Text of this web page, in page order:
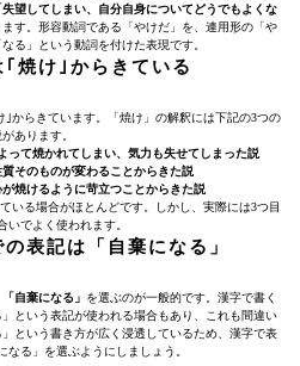
失望してしまい、自分自身についてどうでもよくな
ます。形容動詞である「やけだ」を、連用形の「や
る」という動詞を付けた表現です。
｢焼け｣からきている
｣からきています。「焼け」の解釈には下記の3つの
あります。
って焼かれてしまい、気力も失せてしまった説
質そのものが変わることからきた説
焼けるように苛立つことからきた説
いる場合がほとんどです。しかし、実際には3つ目
いでよく使われます。
表記は「自棄になる」
「自棄になる」 を選ぶのが一般的です。漢字で書く
という表記が使われる場合もあり、これも間違い
という書き方が広く浸透しているため、漢字で表
なる」を選ぶようにしましょう。